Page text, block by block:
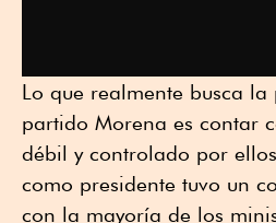
Lo que realmente busca la
partido Morena es contar
débil y controlado por
como presidente tuvo un
con la mayoría de los